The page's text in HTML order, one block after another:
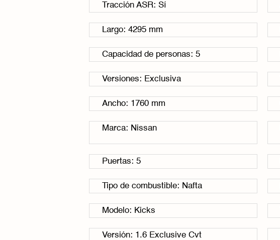
Tracción ASR: Sí
Largo: 4295 mm
Capacidad de personas: 5
Versiones: Exclusiva
Ancho: 1760 mm
Marca: Nissan
Puertas: 5
Tipo de combustible: Nafta
Modelo: Kicks
Versión: 1.6 Exclusive Cvt